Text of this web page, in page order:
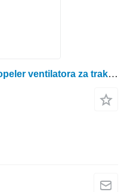
Challenger 931202040020 propeler ventilatora za traktora točkaša